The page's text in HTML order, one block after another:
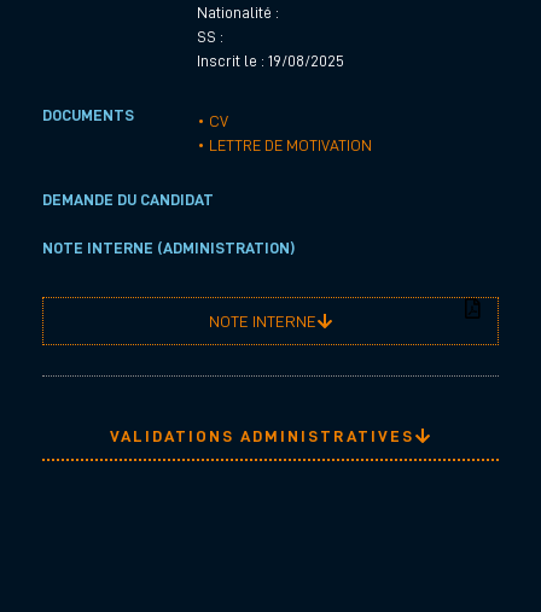
Nationalité :
SS :
Inscrit le : 19/08/2025
DOCUMENTS
• CV
• LETTRE DE MOTIVATION
DEMANDE DU CANDIDAT
NOTE INTERNE (ADMINISTRATION)
NOTE INTERNE
VALIDATIONS ADMINISTRATIVES